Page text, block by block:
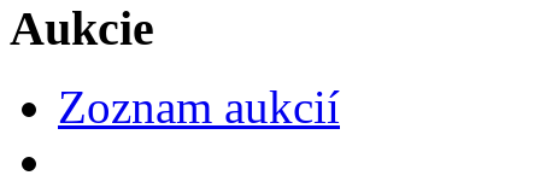
Aukcie
Zoznam aukcií